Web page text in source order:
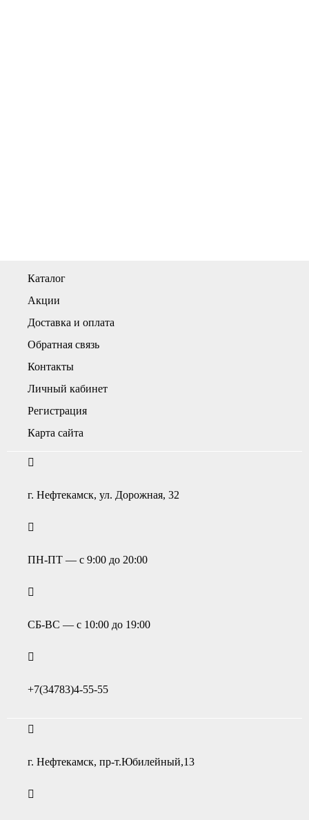
Каталог
Акции
Доставка и оплата
Обратная связь
Контакты
Личный кабинет
Регистрация
Карта сайта
г. Нефтекамск, ул. Дорожная, 32
ПН-ПТ — с 9:00 до 20:00
СБ-ВС — с 10:00 до 19:00
+7(34783)4-55-55
г. Нефтекамск, пр-т.Юбилейный,13